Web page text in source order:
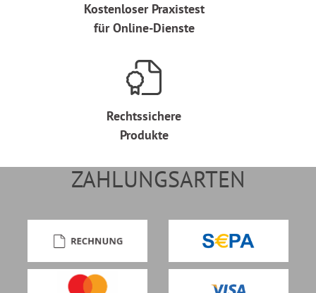
Kostenloser Praxistest
für Online-Dienste
Rechtssichere
Produkte
ZAHLUNGSARTEN